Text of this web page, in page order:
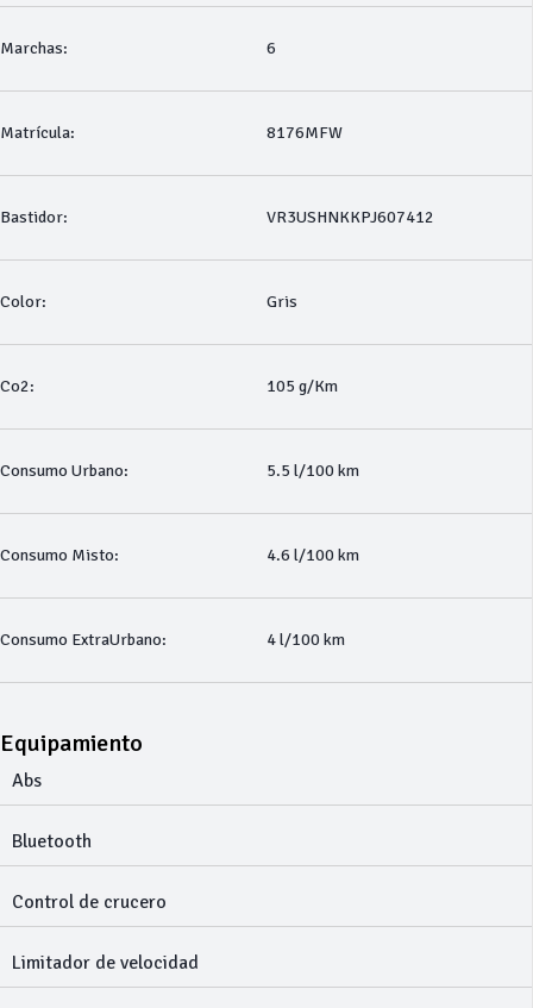
Marchas: 6
Matrícula: 8176MFW
Bastidor: VR3USHNKKPJ607412
Color: Gris
Co2: 105 g/Km
Consumo Urbano: 5.5 l/100 km
Consumo Misto: 4.6 l/100 km
Consumo ExtraUrbano: 4 l/100 km
Equipamiento
Abs
Bluetooth
Control de crucero
Limitador de velocidad